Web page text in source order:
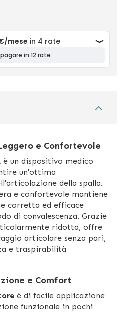
e Confortevole
è un dispositivo medico
un'ottima
della spalla.
e confortevole mantiene
corretta ed efficace
di convalescenza. Grazie
ridotta, offre
articolare senza pari,
e traspirabilità
e Comfort
è di facile applicazione
funzionale in pochi